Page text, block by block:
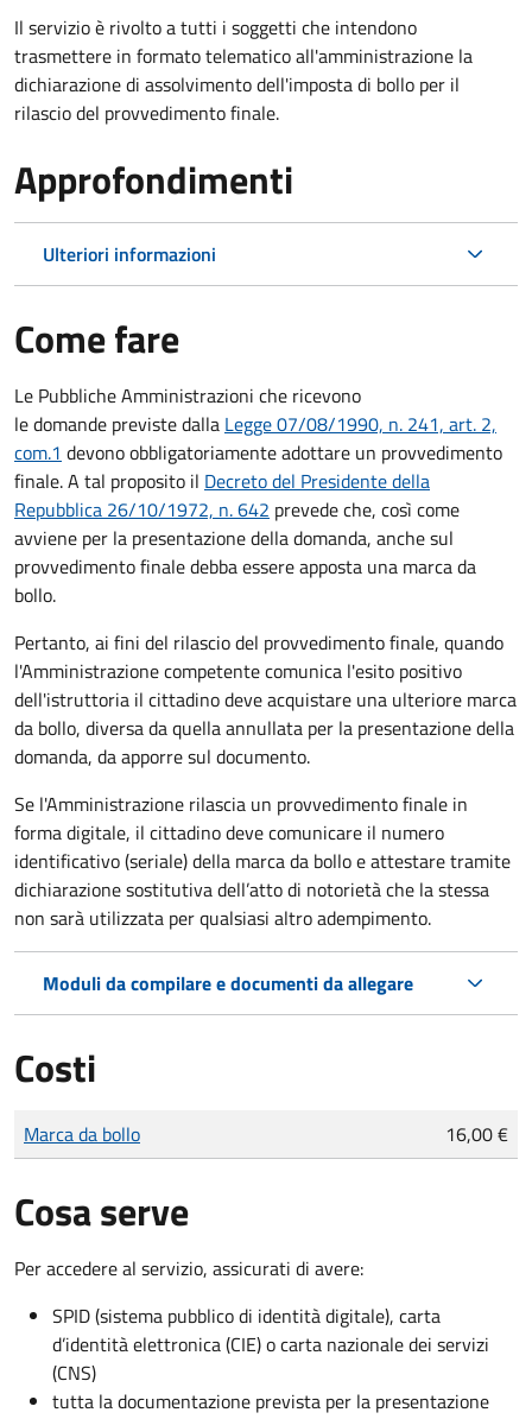
Il servizio è rivolto a tutti i soggetti che intendono
trasmettere in formato telematico all'amministrazione la
dichiarazione di assolvimento dell'imposta di bollo per il
rilascio del provvedimento finale.
Approfondimenti
Ulteriori informazioni
Come fare
Le Pubbliche Amministrazioni che ricevono
le domande previste dalla Legge 07/08/1990, n. 241, art. 2,
com.1 devono obbligatoriamente adottare un provvedimento
finale. A tal proposito il Decreto del Presidente della
Repubblica 26/10/1972, n. 642 prevede che, così come
avviene per la presentazione della domanda, anche sul
provvedimento finale debba essere apposta una marca da
bollo.
Pertanto, ai fini del rilascio del provvedimento finale, quando
l'Amministrazione competente comunica l'esito positivo
dell'istruttoria il cittadino deve acquistare una ulteriore marca
da bollo, diversa da quella annullata per la presentazione della
domanda, da apporre sul documento.
Se l'Amministrazione rilascia un provvedimento finale in
forma digitale, il cittadino devecomunicare il numero
identificativo (seriale) della marca da bollo e attestare tramite
dichiarazione sostitutiva dell’atto di notorietà che la stessa
non sarà utilizzata per qualsiasi altro adempimento.
Moduli da compilare e documenti da allegare
Costi
Tipo di pagamento
Importo
Marca da bollo 16,00 €
Cosa serve
Per accedere al servizio, assicurati di avere:
SPID (sistema pubblico di identità digitale), carta
d’identità elettronica (CIE) o carta nazionale dei servizi
(CNS)
tutta la documentazione prevista per la presentazione